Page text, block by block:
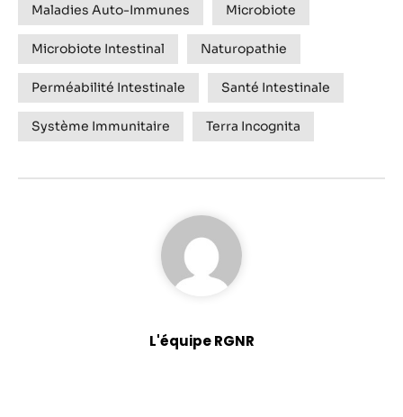
Maladies Auto-Immunes Microbiote
Microbiote Intestinal Naturopathie
Perméabilité Intestinale Santé Intestinale
Système Immunitaire Terra Incognita
L'équipe RGNR